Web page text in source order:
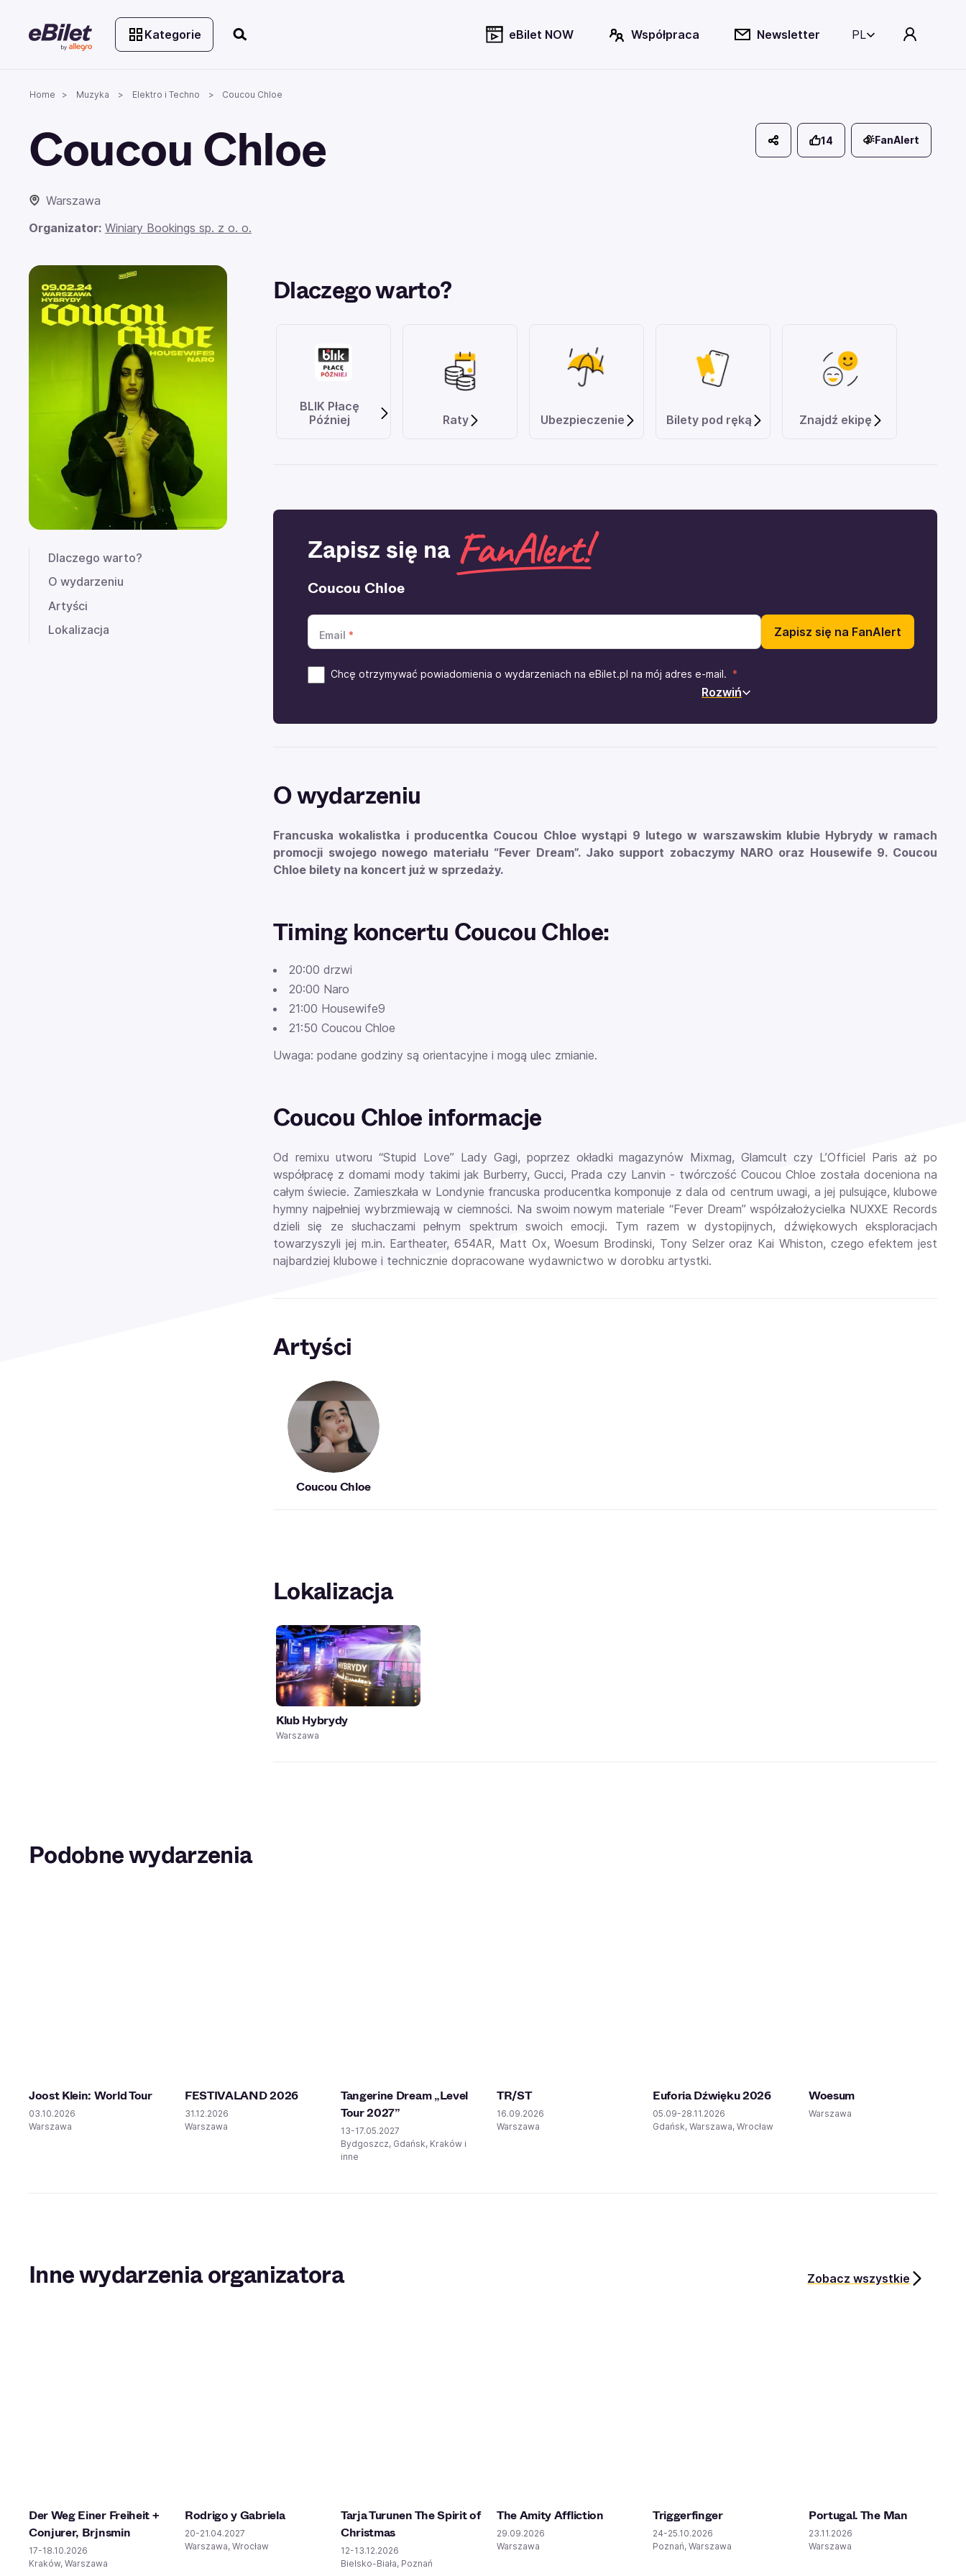
Kategorie eBilet NOW Współpraca Newsletter PL
Home Muzyka Elektro i Techno Coucou Chloe
Coucou Chloe
Warszawa
Organizator: Winiary Bookings sp. z o. o.
14 FanAlert
Dlaczego warto?
O wydarzeniu
Artyści
Lokalizacja
Dlaczego warto?
BLIK Płacę
Później
Raty Ubezpieczenie Bilety pod ręką Znajdź ekipę
Zapisz się na
Coucou Chloe
Email Zapisz się na FanAlert
Chcę otrzymywać powiadomienia o wydarzeniach na eBilet.pl na mój adres e-mail.
Rozwiń
O wydarzeniu
Francuska wokalistka i producentka Coucou Chloe wystąpi 9 lutego w warszawskim klubie Hybrydy w ramach
promocji swojego nowego materiału “Fever Dream”. Jako support zobaczymy NARO oraz Housewife 9. Coucou
Chloe bilety na koncert już w sprzedaży.
Timing koncertu Coucou Chloe:
20:00 drzwi
20:00 Naro
21:00 Housewife9
21:50 Coucou Chloe
Uwaga: podane godziny są orientacyjne i mogą ulec zmianie.
Coucou Chloe informacje
Od remixu utworu “Stupid Love” Lady Gagi, poprzez okładki magazynów Mixmag, Glamcult czy L’Officiel Paris aż po
współpracę z domami mody takimi jak Burberry, Gucci, Prada czy Lanvin - twórczość Coucou Chloe została doceniona na
całym świecie. Zamieszkała w Londynie francuska producentka komponuje z dala od centrum uwagi, a jej pulsujące, klubowe
hymny najpełniej wybrzmiewają w ciemności. Na swoim nowym materiale “Fever Dream” współzałożycielka NUXXE Records
dzieli się ze słuchaczami pełnym spektrum swoich emocji. Tym razem w dystopijnych, dźwiękowych eksploracjach
towarzyszyli jej m.in. Eartheater, 654AR, Matt Ox, Woesum Brodinski, Tony Selzer oraz Kai Whiston, czego efektem jest
najbardziej klubowe i technicznie dopracowane wydawnictwo w dorobku artystki.
Artyści
Coucou Chloe
Lokalizacja
Klub Hybrydy
Warszawa
Podobne wydarzenia
Joost Klein: World Tour
03.10.2026
Warszawa
FESTIVALAND 2026
31.12.2026
Warszawa
Tangerine Dream „Level
Tour 2027”
13-17.05.2027
Bydgoszcz, Gdańsk, Kraków i
inne
TR/ST
16.09.2026
Warszawa
Euforia Dźwięku 2026
05.09-28.11.2026
Gdańsk, Warszawa, Wrocław
Woesum
Warszawa
Inne wydarzenia organizatora Zobacz wszystkie
Der Weg Einer Freiheit +
Conjurer, Brjnsmin
17-18.10.2026
Kraków, Warszawa
Rodrigo y Gabriela
20-21.04.2027
Warszawa, Wrocław
Tarja Turunen The Spirit of
Christmas
12-13.12.2026
Bielsko-Biała, Poznań
The Amity Affliction
29.09.2026
Warszawa
Triggerfinger
24-25.10.2026
Poznań, Warszawa
Portugal. The Man
23.11.2026
Warszawa